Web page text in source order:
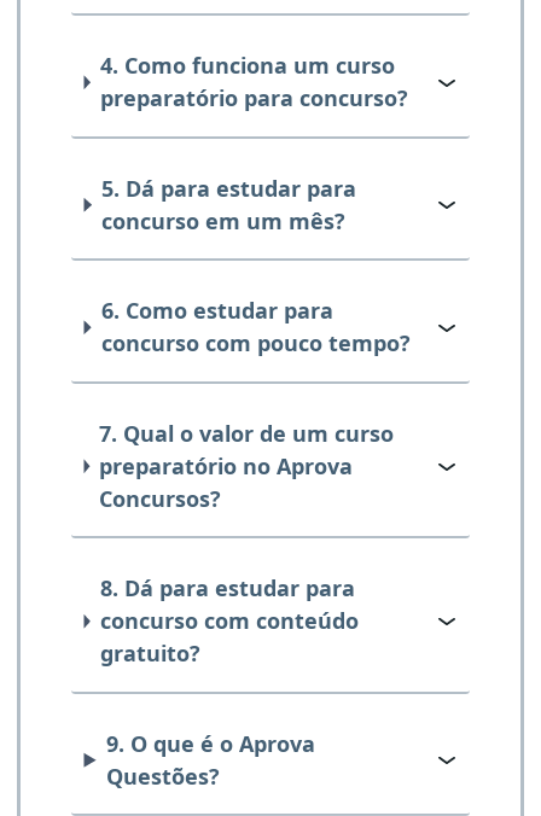
4. Como funciona um curso
preparatório para concurso?
5. Dá para estudar para
concurso em um mês?
6. Como estudar para
concurso com pouco tempo?
7. Qual o valor de um curso
preparatório no Aprova
Concursos?
8. Dá para estudar para
concurso com conteúdo
gratuito?
9. O que é o Aprova
Questões?